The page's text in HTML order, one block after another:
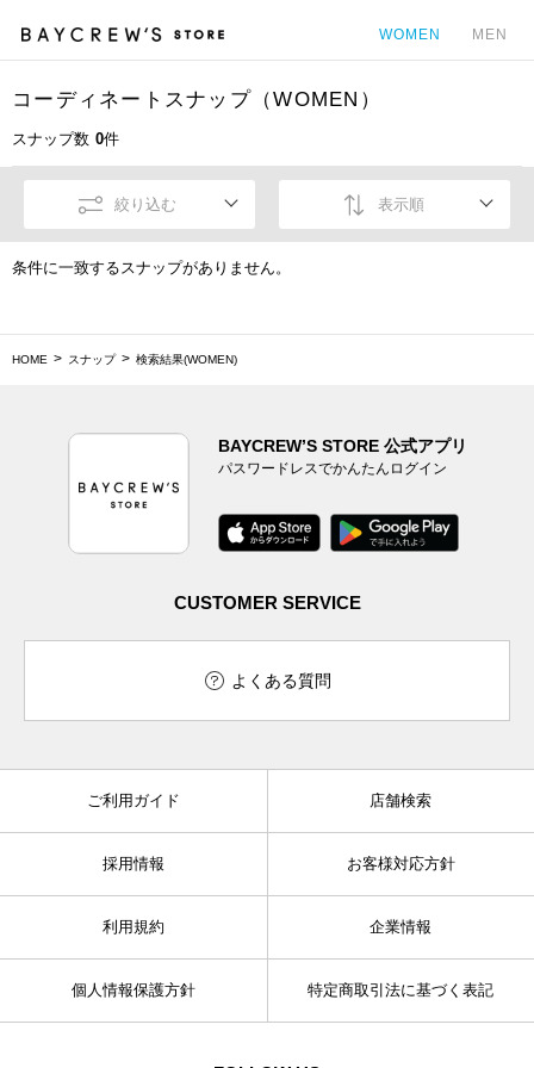
WOMEN MEN
コーディネートスナップ（WOMEN）
スナップ数 0件
絞り込む 表示順
条件に一致するスナップがありません。
HOME スナップ 検索結果(WOMEN)
BAYCREW’S STORE 公式アプリ
パスワードレスでかんたんログイン
CUSTOMER SERVICE
よくある質問
ご利用ガイド 店舗検索
採用情報 お客様対応方針
利用規約 企業情報
個人情報保護方針 特定商取引法に基づく表記